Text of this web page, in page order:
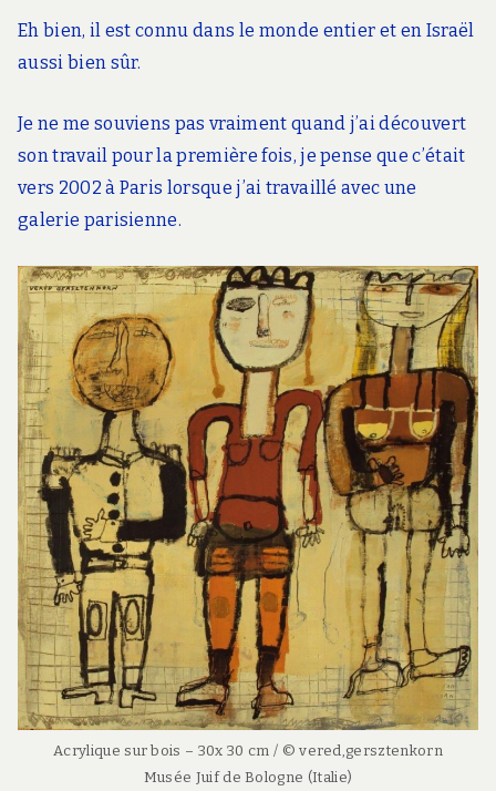
Eh bien, il est connu dans le monde entier et en Israël
aussi bien sûr.
Je ne me souviens pas vraiment quand j’ai découvert
son travail pour la première fois, je pense que c’était
vers 2002 à Paris lorsque j’ai travaillé avec une
galerie parisienne.
Acrylique sur bois – 30x 30 cm / © vered,gersztenkorn
Musée Juif de Bologne (Italie)